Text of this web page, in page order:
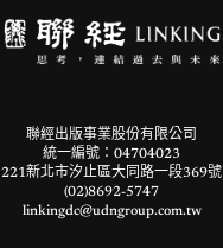
聯經出版事業股份有限公司
統一編號：04704023
221新北市汐止區大同路一段369號
(02)8692-5747
linkingdc@udngroup.com.tw